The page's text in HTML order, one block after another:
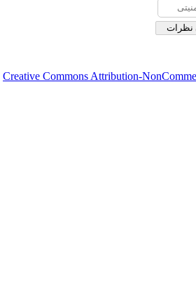
Creative Commons Attribution-